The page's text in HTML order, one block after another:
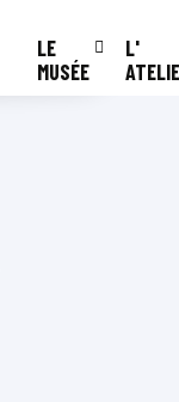
LE
MUSÉE
L'